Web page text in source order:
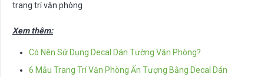
trang trí văn phòng
Xem thêm:
Có Nên Sử Dụng Decal Dán Tường Văn Phòng?
6 Mẫu Trang Trí Văn Phòng Ấn Tượng Bằng Decal Dán